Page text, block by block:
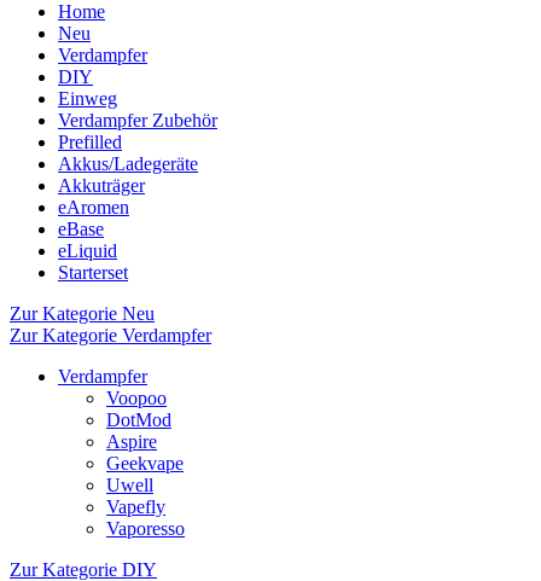
Home
Neu
Verdampfer
DIY
Einweg
Verdampfer Zubehör
Prefilled
Akkus/Ladegeräte
Akkuträger
eAromen
eBase
eLiquid
Starterset
Zur Kategorie Neu
Zur Kategorie Verdampfer
Verdampfer
Voopoo
DotMod
Aspire
Geekvape
Uwell
Vapefly
Vaporesso
Zur Kategorie DIY